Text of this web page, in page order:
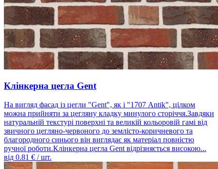
Клінкерна цегла Gent
На вигляд фасад із цегли "Gent", як і "1707 Antik", цілком
можна прийняти за цегляну кладку минулого сторіччя.Завдяки
натуральній текстурі поверхні та великій кольоровій гамі від
звичного цегляно-червоного до землісто-коричневого та
благородного синього він виглядає як матеріал повністю
ручної роботи.Клінкерна цегла Gent відрізняється високою...
від 0.81 € / шт.